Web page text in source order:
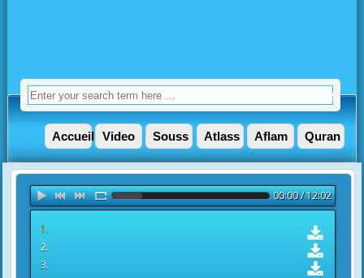
Accueil Video Souss Atlass Aflam Quran